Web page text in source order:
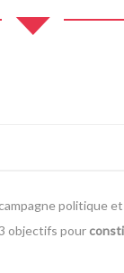
politique
objectifs pour